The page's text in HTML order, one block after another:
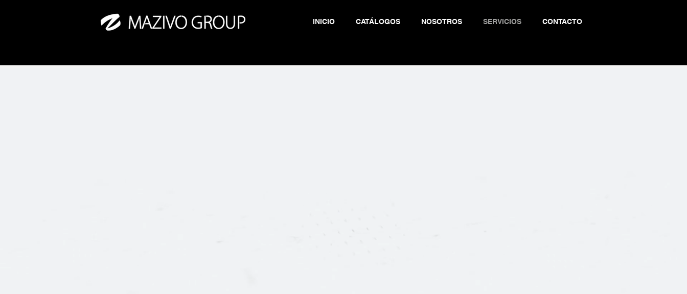
INICIO CATÁLOGOS NOSOTROS SERVICIOS CONTACTO